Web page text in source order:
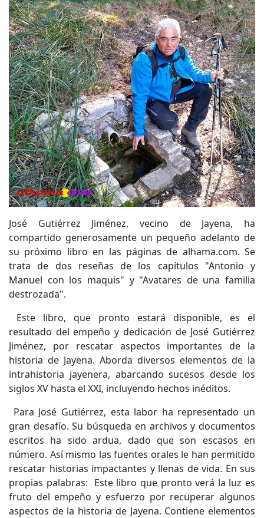
José Gutiérrez Jiménez, vecino de Jayena, ha
compartido generosamente un pequeño adelanto de
su próximo libro en las páginas de alhama.com. Se
trata de dos reseñas de los capítulos "Antonio y
Manuel con los maquis" y "Avatares de una familia
destrozada".
Este libro, que pronto estará disponible, es el
resultado del empeño y dedicación de José Gutiérrez
Jiménez, por rescatar aspectos importantes de la
historia de Jayena. Aborda diversos elementos de la
intrahistoria jayenera, abarcando sucesos desde los
siglos XV hasta el XXI, incluyendo hechos inéditos.
Para José Gutiérrez, esta labor ha representado un
gran desafío. Su búsqueda en archivos y documentos
escritos ha sido ardua, dado que son escasos en
número. Así mismo las fuentes orales le han permitido
rescatar historias impactantes y llenas de vida. En sus
propias palabras: Este libro que pronto verá la luz es
fruto del empeño y esfuerzo por recuperar algunos
aspectos de la historia de Jayena. Contiene elementos